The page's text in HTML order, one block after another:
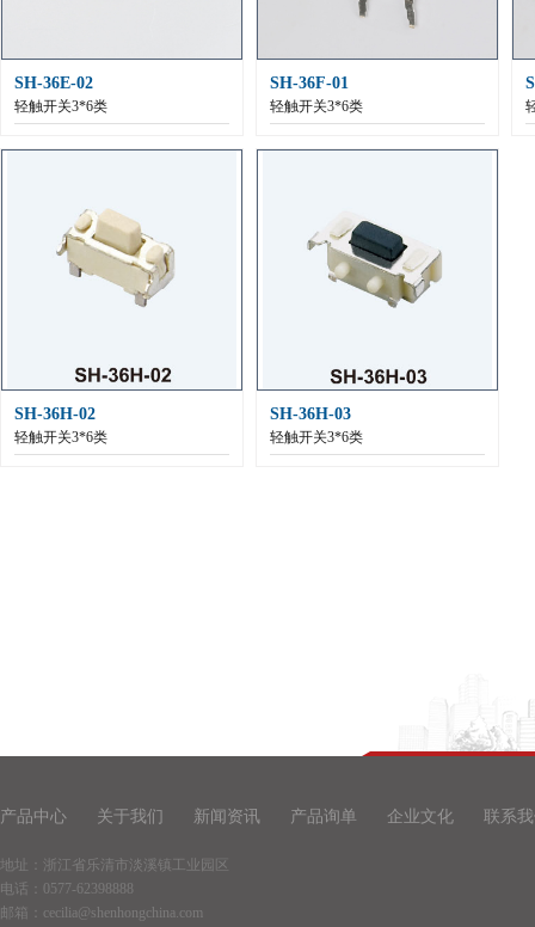
SH-36E-02
轻触开关3*6类
SH-36F-01
轻触开关3*6类
SH-36H-02
轻触开关3*6类
SH-36H-03
轻触开关3*6类
产品中心 关于我们 新闻资讯 产品询单 企业文化 联系
地址：浙江省乐清市淡溪镇工业园区
电话：0577-62398888
邮箱：cecilia@shenhongchina.com